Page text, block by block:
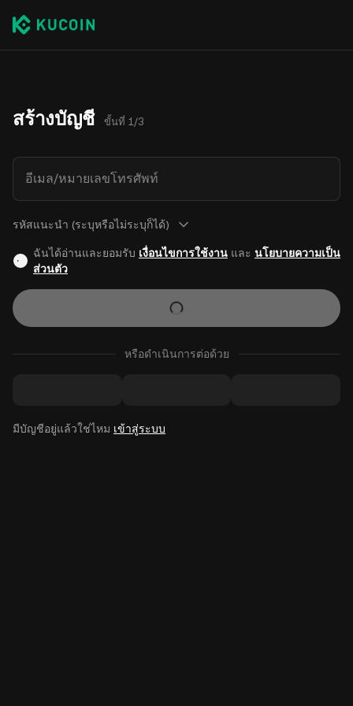
สร้างบัญชี ขั้นที่ 1/3
อีเมล/หมายเลขโทรศัพท์
รหัสแนะนำ (ระบุหรือไม่ระบุก็ได้)
ฉันได้อ่านและยอมรับ เงื่อนไขการใช้งานและ นโยบายความเป็น
ส่วนตัว
หรือดำเนินการต่อด้วย
มีบัญชีอยู่แล้วใช่ไหม เข้าสู่ระบบ